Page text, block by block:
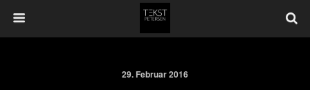
29. Februar 2016